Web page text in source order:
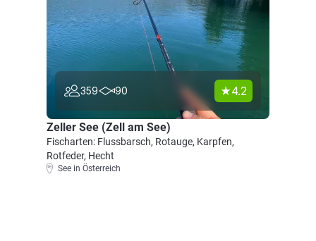
359 90 4.2
Zeller See (Zell am See)
Fischarten: Flussbarsch, Rotauge, Karpfen,
Rotfeder, Hecht
See in Österreich